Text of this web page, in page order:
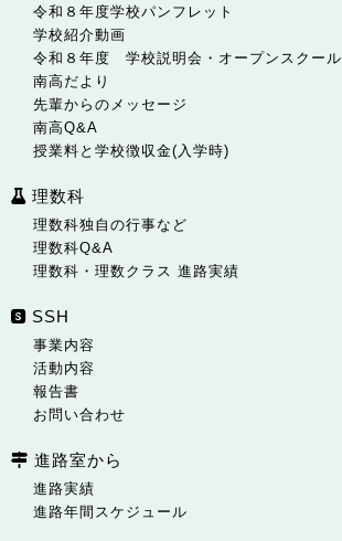
令和８年度学校パンフレット
学校紹介動画
令和８年度 学校説明会・オープンスクール
南高だより
先輩からのメッセージ
南高Q&A
授業料と学校徴収金(入学時)
理数科
理数科独自の行事など
理数科Q&A
理数科・理数クラス 進路実績
SSH
事業内容
活動内容
報告書
お問い合わせ
進路室から
進路実績
進路年間スケジュール